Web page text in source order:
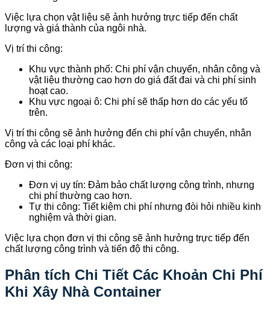
Việc lựa chọn vật liệu sẽ ảnh hưởng trực tiếp đến chất
lượng và giá thành của ngôi nhà.
Vị trí thi công:
Khu vực thành phố: Chi phí vận chuyển, nhân công và
vật liệu thường cao hơn do giá đất đai và chi phí sinh
hoạt cao.
Khu vực ngoại ô: Chi phí sẽ thấp hơn do các yếu tố
trên.
Vị trí thi công sẽ ảnh hưởng đến chi phí vận chuyển, nhân
công và các loại phí khác.
Đơn vị thi công:
Đơn vị uy tín: Đảm bảo chất lượng công trình, nhưng
chi phí thường cao hơn.
Tự thi công: Tiết kiệm chi phí nhưng đòi hỏi nhiều kinh
nghiệm và thời gian.
Việc lựa chọn đơn vị thi công sẽ ảnh hưởng trực tiếp đến
chất lượng công trình và tiến độ thi công.
Phân tích Chi Tiết Các Khoản Chi Phí
Khi Xây Nhà Container